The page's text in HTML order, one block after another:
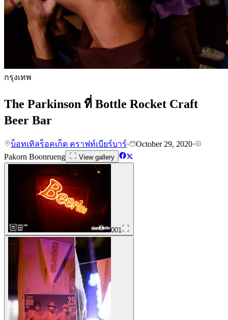
กรุงเทพ
The Parkinson ที่ Bottle Rocket Craft
Beer Bar
บ็อทเทิลร็อคเก็ต คราฟท์เบียร์บาร์· October 29, 2020·
Pakorn Boonrueng
View gallery
001